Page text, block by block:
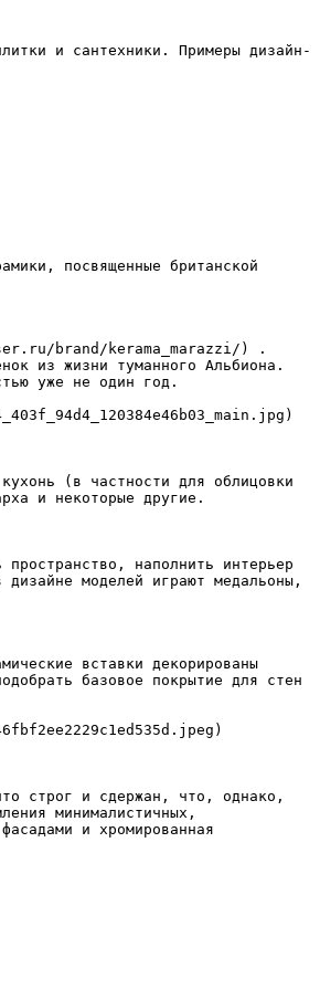
и сантехники. Примеры дизайн-
посвященные британской
brand/kerama_marazzi/) .
из жизни туманного Альбиона.
уже не один год.
(в частности для облицовки
и некоторые другие.
наполнить интерьер
моделей играют медальоны,
вставки декорированы
базовое покрытие для стен
строг и сдержан, что, однако,
минималистичных,
и хромированная